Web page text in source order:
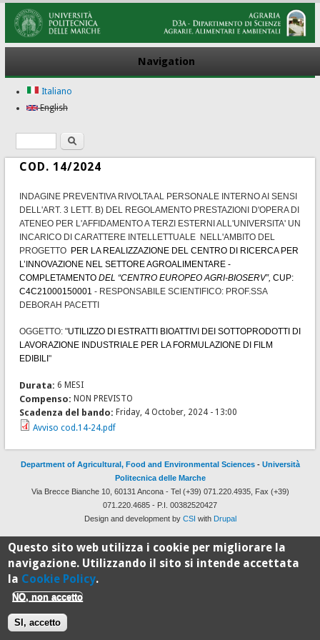
Navigation
Italiano
English
Search form
Search
COD. 14/2024
INDAGINE PREVENTIVA RIVOLTA AL PERSONALE INTERNO AI SENSI
DELL'ART. 3 LETT. B) DEL REGOLAMENTO PRESTAZIONI D'OPERA DI
ATENEO PER L'AFFIDAMENTO A TERZI ESTERNI ALL'UNIVERSITA' UN
INCARICO DI CARATTERE INTELLETTUALE NELL'AMBITO DEL
PROGETTO PER LA REALIZZAZIONE DEL CENTRO DI RICERCA PER
L’INNOVAZIONE NEL SETTORE AGROALIMENTARE -
COMPLETAMENTO DEL “CENTRO EUROPEO AGRI-BIOSERV”, CUP:
C4C21000150001 - RESPONSABILE SCIENTIFICO: PROF.SSA
DEBORAH PACETTI
OGGETTO: "UTILIZZO DI ESTRATTI BIOATTIVI DEI SOTTOPRODOTTI DI
LAVORAZIONE INDUSTRIALE PER LA FORMULAZIONE DI FILM
EDIBILI "
Durata: 6 MESI
Compenso: NON PREVISTO
Scadenza del bando: Friday, 4 October, 2024 - 13:00
Avviso cod.14-24.pdf
Department of Agricultural, Food and Environmental Sciences - Università
Politecnica delle Marche
Via Brecce Bianche 10, 60131 Ancona - Tel (+39) 071.220.4935, Fax (+39)
071.220.4685 - P.I. 00382520427
Design and development by CSI with Drupal
Questo sito web utilizza i cookie per migliorare la
navigazione. Utilizzando il sito si intende accettata
la Cookie Policy.
NO, non accetto
SI, accetto